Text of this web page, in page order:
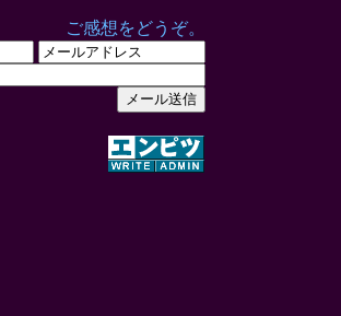
ご感想をどうぞ。